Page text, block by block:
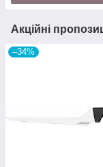
Акційні
–34%